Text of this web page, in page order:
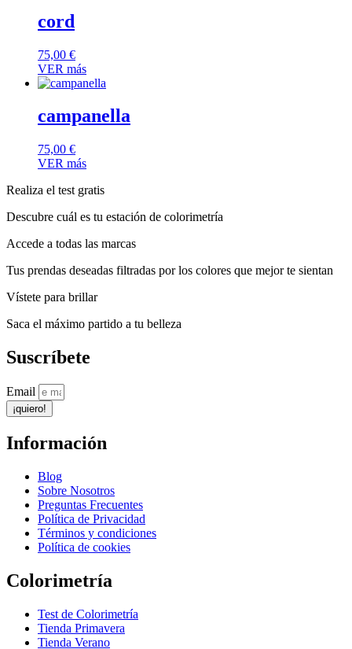
cord
75,00 €
VER más
campanella
75,00 €
VER más
Realiza el test gratis
Descubre cuál es tu estación de colorimetría
Accede a todas las marcas
Tus prendas deseadas filtradas por los colores que mejor te sientan
Vístete para brillar
Saca el máximo partido a tu belleza
Suscríbete
Email
¡quiero!
Información
Blog
Sobre Nosotros
Preguntas Frecuentes
Política de Privacidad
Términos y condiciones
Política de cookies
Colorimetría
Test de Colorimetría
Tienda Primavera
Tienda Verano